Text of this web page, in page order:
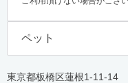
ペット
東京都板橋区蓮根1-11-14